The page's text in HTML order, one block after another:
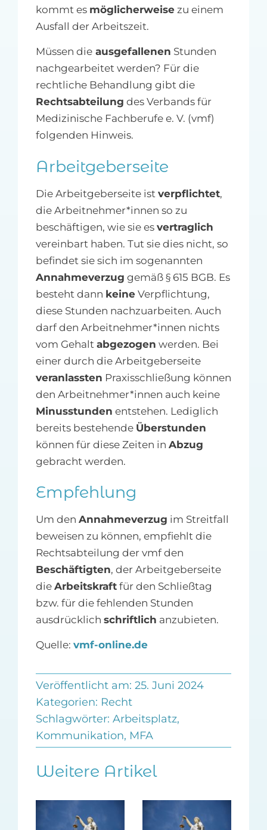
kommt es möglicherweisezu einem
Ausfall der Arbeitszeit.
Müssen dieausgefallenen Stunden
nachgearbeitet werden? Für die
rechtliche Behandlung gibt die
Rechtsabteilung des Verbands für
Medizinische Fachberufe e. V. (vmf)
folgenden Hinweis.
Arbeitgeberseite
Die Arbeitgeberseite ist verpflichtet,
die Arbeitnehmer*innen so zu
beschäftigen, wie sie es vertraglich
vereinbart haben. Tut sie dies nicht, so
befindet sie sich im sogenannten
Annahmeverzug gemäß § 615 BGB. Es
besteht dann keineVerpflichtung,
diese Stunden nachzuarbeiten. Auch
darf den Arbeitnehmer*innen nichts
vom Gehalt abgezogen werden. Bei
einer durch die Arbeitgeberseite
veranlassten Praxisschließung können
den Arbeitnehmer*innen auch keine
Minusstunden entstehen. Lediglich
bereits bestehende Überstunden
können für diese Zeiten in Abzug
gebracht werden.
Empfehlung
Um den Annahmeverzug im Streitfall
beweisen zu können, empfiehlt die
Rechtsabteilung der vmf den
Beschäftigten, der Arbeitgeberseite
die Arbeitskraftfür den Schließtag
bzw. für die fehlenden Stunden
ausdrücklich schriftlich anzubieten.
Quelle: vmf-online.de
Veröffentlicht am: 25. Juni 2024
Kategorien: Recht
Schlagwörter: Arbeitsplatz,
Kommunikation, MFA
Weitere Artikel